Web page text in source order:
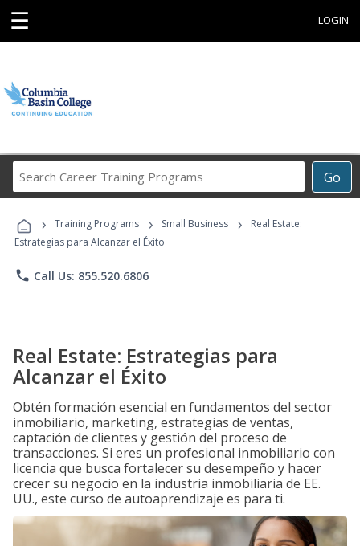
☰ LOGIN
Go
Career
Programs
› Training Programs › Small Business ›
Real Estate:
Estrategias para Alcanzar el Éxito
phone Call Us: 855.520.6806
Real Estate: Estrategias para
Alcanzar el Éxito
Obtén formación esencial en fundamentos del sector
inmobiliario, marketing, estrategias de ventas,
captación de clientes y gestión del proceso de
transacciones. Si eres un profesional inmobiliario con
licencia que busca fortalecer su desempeño y hacer
crecer su negocio en la industria inmobiliaria de EE.
UU., este curso de autoaprendizaje es para ti.